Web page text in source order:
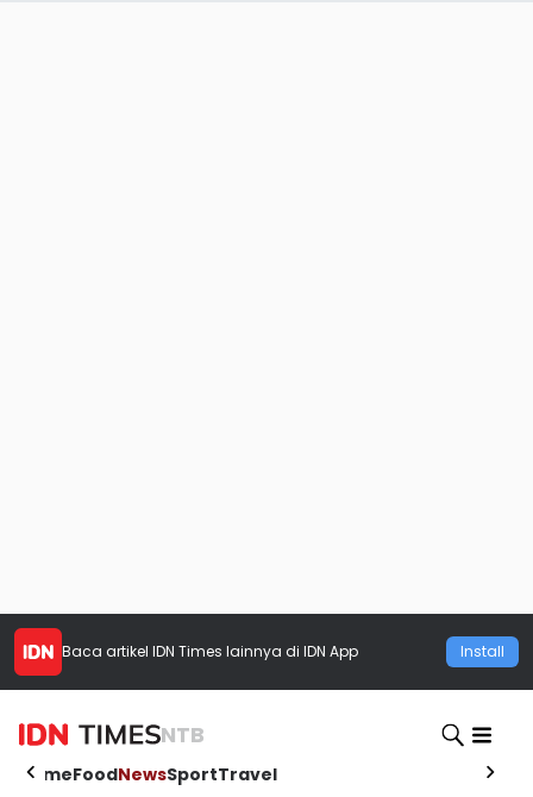
Baca artikel IDN Times lainnya di IDN App Install
NTB
HomeFoodNewsSportTravel